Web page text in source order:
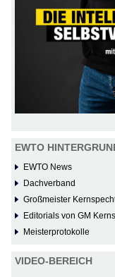
EWTO
EWTO News
Dachverband
Großmeister
Editorials von GM
Meisterprotokolle
VIDEO-BEREICH